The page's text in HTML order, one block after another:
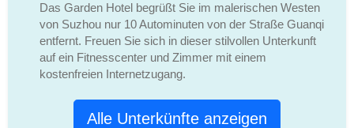
Das Garden Hotel begrüßt Sie im malerischen Westen
von Suzhou nur 10 Autominuten von der Straße Guanqi
entfernt. Freuen Sie sich in dieser stilvollen Unterkunft
auf ein Fitnesscenter und Zimmer mit einem
kostenfreien Internetzugang.
Alle Unterkünfte anzeigen